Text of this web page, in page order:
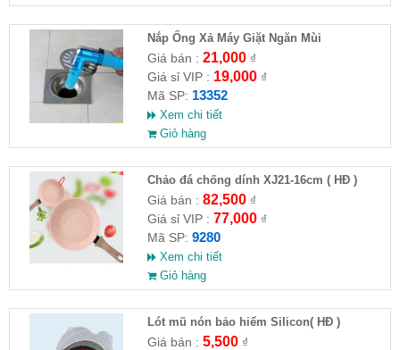
Nắp Ống Xả Máy Giặt Ngăn Mùi
Giá bán : 21,000₫
Giá sỉ VIP : 19,000₫
Mã SP: 13352
Xem chi tiết
Giỏ hàng
Chảo đá chống dính XJ21-16cm ( HĐ )
Giá bán : 82,500₫
Giá sỉ VIP : 77,000₫
Mã SP: 9280
Xem chi tiết
Giỏ hàng
Lót mũ nón bảo hiểm Silicon( HĐ )
Giá bán : 5,500₫